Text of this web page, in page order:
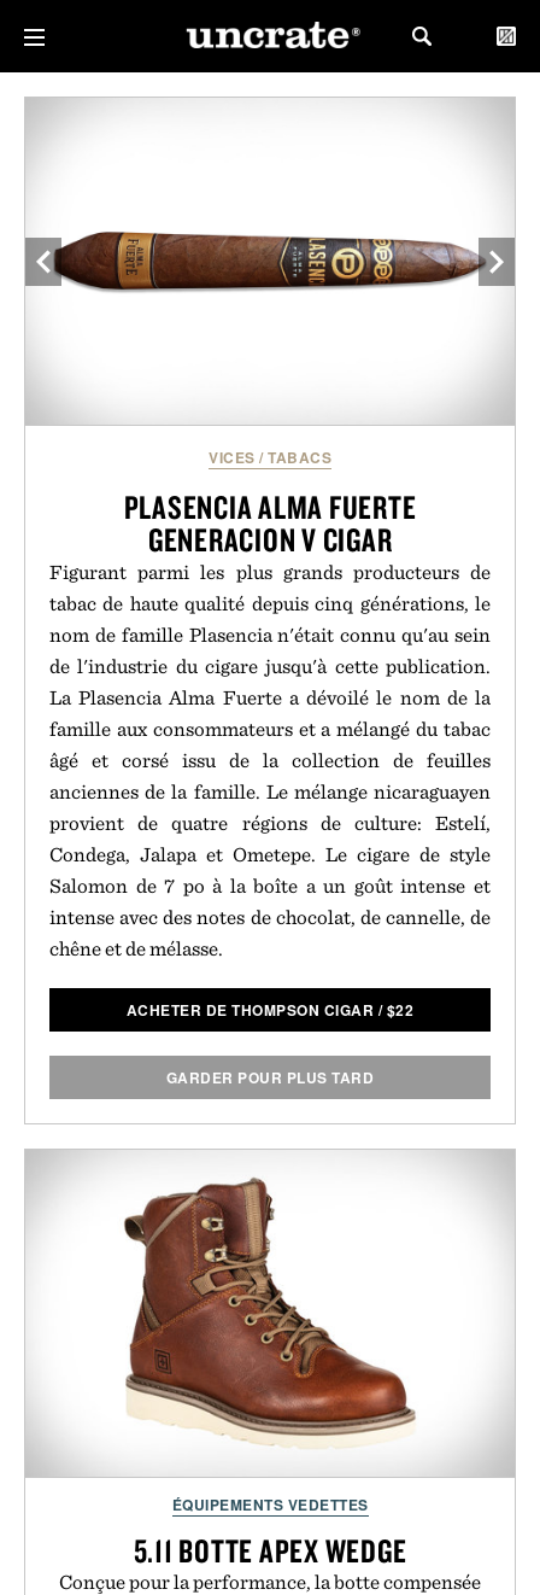
VICES /TABACS
PLASENCIA ALMA FUERTE
GENERACION V CIGAR
Figurant parmi les plus grands producteurs de
tabac de haute qualité depuis cinq générations, le
nom de famille Plasencia n'était connu qu'au sein
de l'industrie du cigare jusqu'à cette publication.
La Plasencia Alma Fuerte a dévoilé le nom de la
famille aux consommateurs et a mélangé du tabac
âgé et corsé issu de la collection de feuilles
anciennes de la famille. Le mélange nicaraguayen
provient de quatre régions de culture: Estelí,
Condega, Jalapa et Ometepe. Le cigare de style
Salomon de 7 po à la boîte a un goût intense et
intense avec des notes de chocolat, de cannelle, de
chêne et de mélasse.
ACHETER DE THOMPSON CIGAR / $22
GARDER POUR PLUS TARD
ÉQUIPEMENTS VEDETTES
5.11 BOTTE APEX WEDGE
Conçue pour la performance, la botte compensée